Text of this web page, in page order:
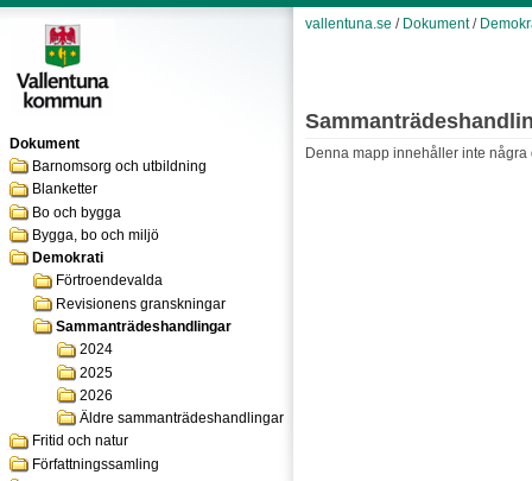
Dokument
Barnomsorg och utbildning
Blanketter
Bo och bygga
Bygga, bo och miljö
Demokrati
Förtroendevalda
Revisionens granskningar
Sammanträdeshandlingar
2024
2025
2026
Äldre sammanträdeshandlingar
Fritid och natur
Författningssamling
vallentuna.se / Dokument/
Denna mapp innehåller inte